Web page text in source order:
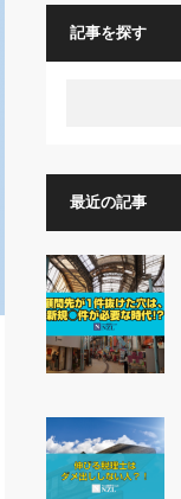
記事を探す
最近の記事